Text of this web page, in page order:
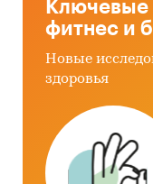
Ключевые
фитнес и
Новые
здоровья